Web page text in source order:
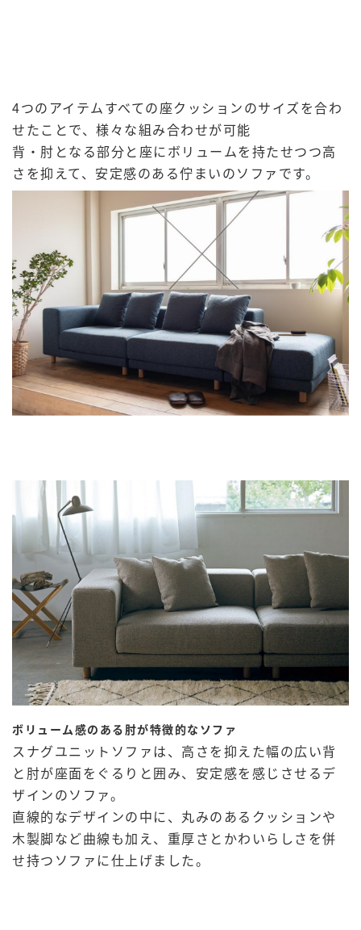
4つのアイテムすべての座クッションのサイズを合わ
せたことで、様々な組み合わせが可能
背・肘となる部分と座にボリュームを持たせつつ高
さを抑えて、安定感のある佇まいのソファです。
ボリューム感のある肘が特徴的なソファ
スナグユニットソファは、高さを抑えた幅の広い背
と肘が座面をぐるりと囲み、安定感を感じさせるデ
ザインのソファ。
直線的なデザインの中に、丸みのあるクッションや
木製脚など曲線も加え、重厚さとかわいらしさを併
せ持つソファに仕上げました。